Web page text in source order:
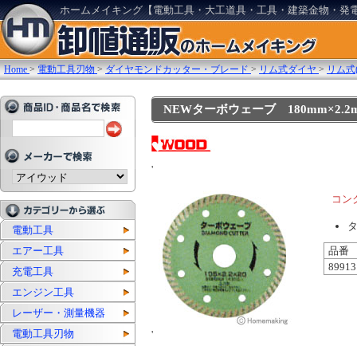
ホームメイキング【電動工具・大工道具・工具・建築金物・発
Home >電動工具刃物 >ダイヤモンドカッター・ブレード >リム式ダイヤ >リム式
電動工具
エアー工具
充電工具
エンジン工具
レーザー・測量機器
電動工具刃物
NEWターボウェーブ
'
コン
品番
89913
'